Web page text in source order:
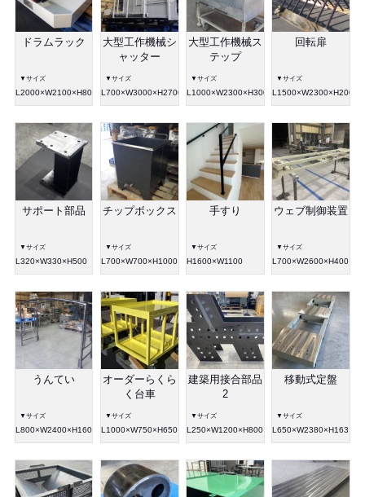
ドラムラック
▼サイズ
L2000×W2100×H800
大型工作機械シ
ャッター
▼サイズ
L700×W3000×H2700
大型工作機械ス
テップ
▼サイズ
L1000×W2300×H300
回転扉
▼サイズ
L1500×W2300×H2000
サポート部品
▼サイズ
L320×W330×H500
チップボックス
▼サイズ
L700×W700×H1000
手すり
▼サイズ
H1600×W1100
ウェブ制御装置
▼サイズ
L700×W2600×H400
うんてい
▼サイズ
L800×W2400×H1600
オーダーらくら
く台車
▼サイズ
L1000×W750×H650
建築用接合部品
2
▼サイズ
L250×W1200×H800
移動式定盤
▼サイズ
L650×W2380×H163